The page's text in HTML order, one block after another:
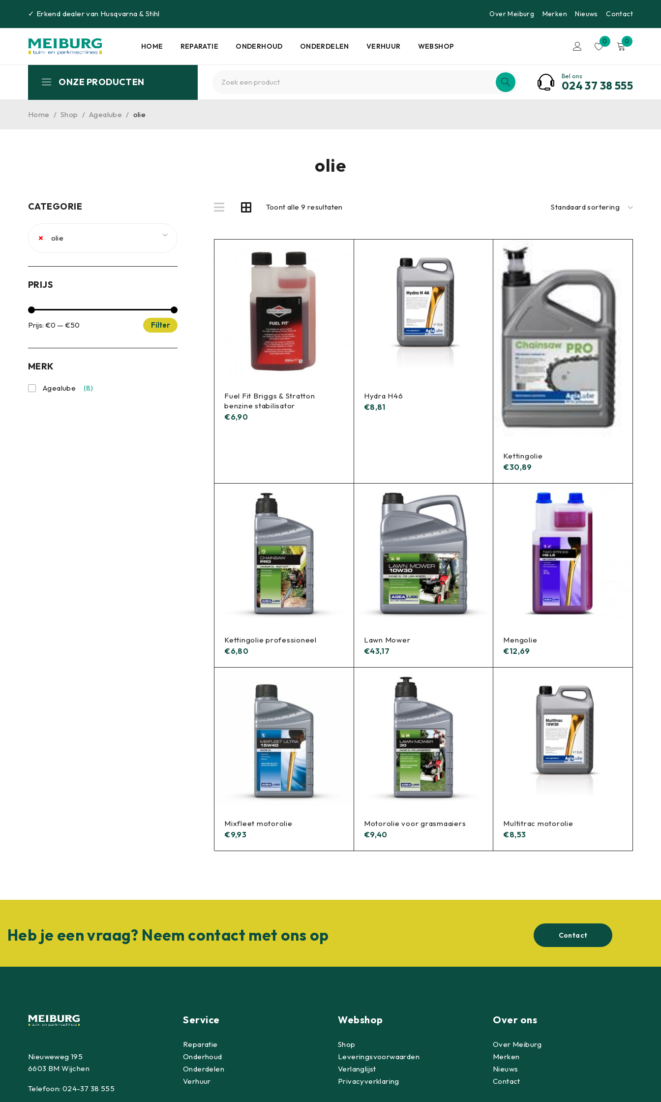
✓ Erkend dealer van Husqvarna &Stihl Over Meiburg Merken Nieuws Contact
HOME REPARATIE ONDERHOUD ONDERDELEN VERHUUR WEBSHOP
0 0
ONZE PRODUCTEN
Bel ons
024 37 38 555
olie
Home / Shop / Agealube / olie
CATEGORIE
× olie
PRIJS
Filter
Prijs: €0 — €50
MERK
Agealube (8)
Toont alle 9 resultaten Standaard sortering
Fuel Fit Briggs & Stratton
benzine stabilisator
€6,90
Hydra H46
€8,81
Kettingolie
€30,89
Kettingolie professioneel
€6,80
Lawn Mower
€43,17
Mengolie
€12,69
Mixfleet motorolie
€9,93
Motorolie voor grasmaaiers
€9,40
Multitrac motorolie
€8,53
Heb je een vraag? Neem contact met ons op Contact
Nieuweweg 195
6603 BM Wijchen
Telefoon:024-37 38 555
Service
Reparatie
Onderhoud
Onderdelen
Verhuur
Webshop
Shop
Leveringsvoorwaarden
Verlanglijst
Privacyverklaring
Over ons
Over Meiburg
Merken
Nieuws
Contact